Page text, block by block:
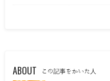
ABOUT この記事をかいた人